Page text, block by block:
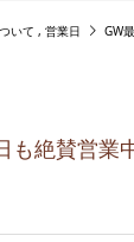
いて , 営業日 GW
も絶賛営業